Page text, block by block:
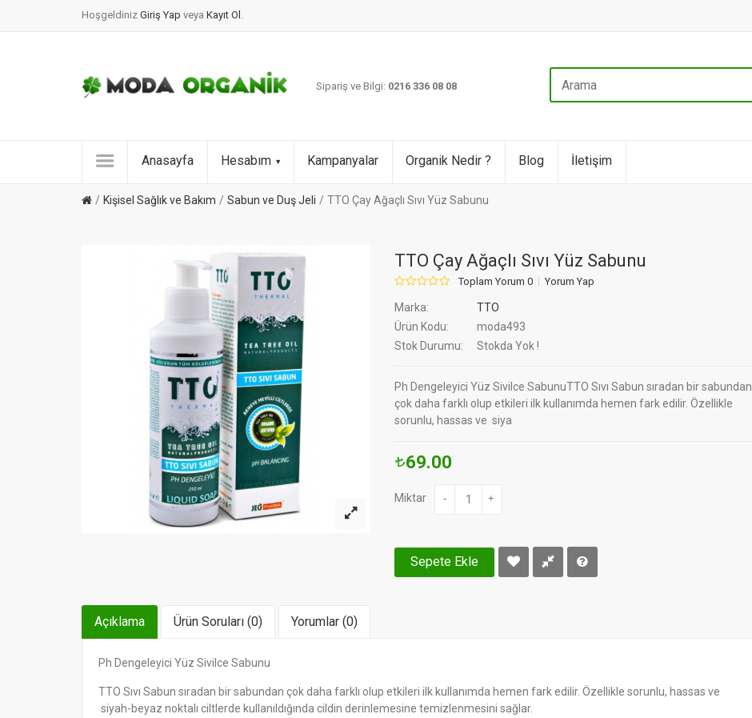
Hoşgeldiniz Giriş Yap veya Kayıt Ol .
Sipariş ve Bilgi: 0216 336 08 08
Anasayfa Hesabım Kampanyalar Organik Nedir ? Blog İletişim
Kişisel Sağlık ve Bakım Sabun ve Duş Jeli TTO Çay Ağaçlı Sıvı Yüz Sabunu
TTO Çay Ağaçlı Sıvı Yüz Sabunu
Toplam Yorum 0 Yorum Yap
Marka:
TTO
Ürün Kodu:
moda493
Stok Durumu:
Stokda Yok !
Ph Dengeleyici Yüz Sivilce SabunuTTO Sıvı Sabun sıradan bir sabundan
çok daha farklı olup etkileri ilk kullanımda hemen fark edilir. Özellikle
sorunlu, hassas ve siya
69.00
Miktar - +
Sepete Ekle
Açıklama Ürün Soruları (0) Yorumlar (0)
Ph Dengeleyici Yüz Sivilce Sabunu
TTO Sıvı Sabun sıradan bir sabundan çok daha farklı olup etkileri ilk kullanımda hemen fark edilir. Özellikle sorunlu, hassas ve
siyah-beyaz noktalı ciltlerde kullanıldığında cildin derinlemesine temizlenmesini sağlar.